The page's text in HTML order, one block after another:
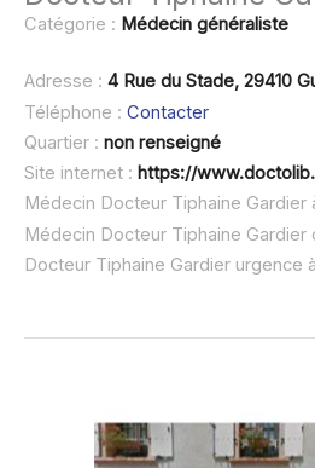
Catégorie : Médecin généraliste
Adresse : 4 Rue du Stade, 29410
Téléphone : Contacter
Quartier : non renseigné
Site internet : https://www.doctolib.fr/
Médecin Docteur Tiphaine Gardier
Médecin Docteur Tiphaine Gardier